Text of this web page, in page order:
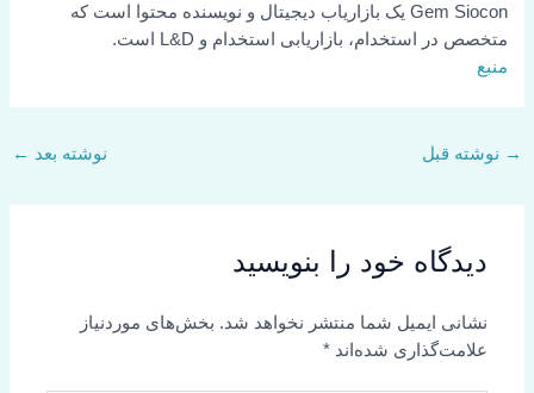
Gem Siocon یک بازاریاب دیجیتال و نویسنده محتوا است که
متخصص در استخدام، بازاریابی استخدام و L&D است.
منبع
→ نوشته قبل نوشته بعد ←
دیدگاه‌ خود را بنویسید
نشانی ایمیل شما منتشر نخواهد شد. بخش‌های موردنیاز
علامت‌گذاری شده‌اند*